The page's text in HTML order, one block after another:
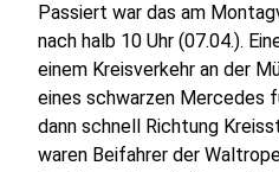
Passiert war das am
nach halb 10 Uhr (07.04.).
einem Kreisverkehr an der
eines schwarzen Mercedes
dann schnell Richtung
waren Beifahrer der